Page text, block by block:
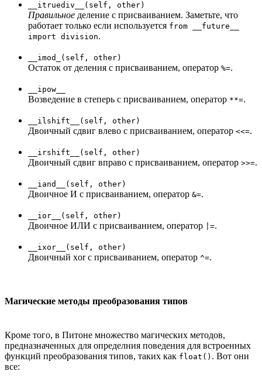
__itruediv__(self, other)
Правильное деление с присваиванием. Заметьте, что
работает только если используется from __future__
import division.
__imod_(self, other)
Остаток от деления с присваиванием, оператор %=.
__ipow__
Возведение в степерь с присваиванием, оператор **=.
__ilshift__(self, other)
Двоичный сдвиг влево с присваиванием, оператор <<=.
__irshift__(self, other)
Двоичный сдвиг вправо с присваиванием, оператор >>=.
__iand__(self, other)
Двоичное И с присваиванием, оператор &=.
__ior__(self, other)
Двоичное ИЛИ с присваиванием, оператор |=.
__ixor__(self, other)
Двоичный xor с присваиванием, оператор ^=.
Магические методы преобразования типов
Кроме того, в Питоне множество магических методов,
предназначенных для определния поведения для встроенных
функций преобразования типов, таких как float() . Вот они
все: